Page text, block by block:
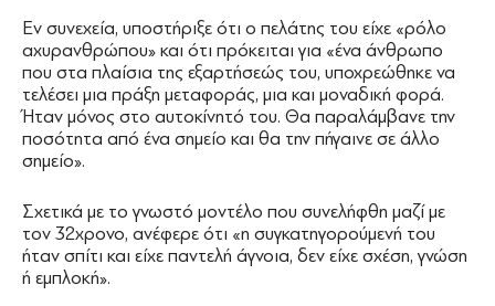
Εν συνεχεία, υποστήριξε ότι ο πελάτης του είχε «ρόλο
αχυρανθρώπου» και ότι πρόκειται για «ένα άνθρωπο
που στα πλαίσια της εξαρτήσεώς του, υποχρεώθηκε να
τελέσει μια πράξη μεταφοράς, μια και μοναδική φορά.
Ήταν μόνος στο αυτοκίνητό του. Θα παραλάμβανε την
ποσότητα από ένα σημείο και θα την πήγαινε σε άλλο
σημείο».
Σχετικά με το γνωστό μοντέλο που συνελήφθη μαζί με
τον 32χρονο, ανέφερε ότι «η συγκατηγορούμενή του
ήταν σπίτι και είχε παντελή άγνοια, δεν είχε σχέση, γνώση
ή εμπλοκή».